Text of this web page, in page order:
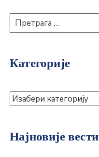
Категорије
Најновије вести